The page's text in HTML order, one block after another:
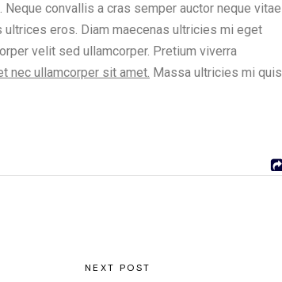
convallis a cras semper auctor neque vitae
eros. Diam maecenas ultricies mi eget
velit sed ullamcorper. Pretium viverra
nec ullamcorper sit amet. Massa ultricies mi quis
NEXT POST